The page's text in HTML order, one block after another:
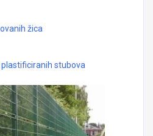
žica
stubova